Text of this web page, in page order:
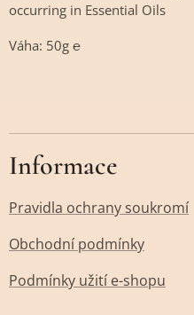
occurring in Essential Oils
Váha: 50g ℮
Informace
Pravidla ochrany soukromí
Obchodní podmínky
Podmínky užití e-shopu